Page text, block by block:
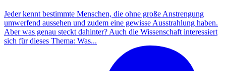
Jeder kennt bestimmte Menschen, die ohne große Anstrengung
umwerfend aussehen und zudem eine gewisse Ausstrahlung haben.
Aber was genau steckt dahinter? Auch die Wissenschaft interessiert
sich für dieses Thema: Was...